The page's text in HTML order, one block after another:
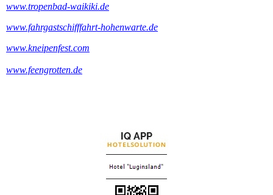
www.tropenbad-waikiki.de
www.fahrgastschifffahrt-hohenwarte.de
www.kneipenfest.com
www.feengrotten.de